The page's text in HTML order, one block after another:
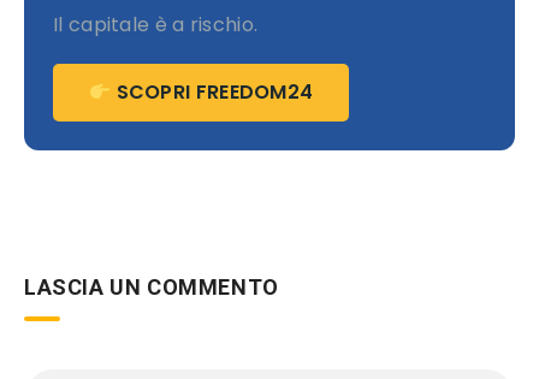
Il capitale è a rischio.
SCOPRI FREEDOM24
LASCIA UN COMMENTO